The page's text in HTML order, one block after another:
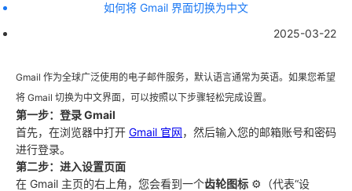
如何将 Gmail 界面切换为中文
2025-03-22
Gmail 作为全球广泛使用的电子邮件服务，默认语言通常为英语。如果您希望
将 Gmail 切换为中文界面，可以按照以下步骤轻松完成设置。
第一步：登录 Gmail
首先，在浏览器中打开 Gmail 官网，然后输入您的邮箱账号和密码
进行登录。
第二步：进入设置页面
在 Gmail 主页的右上角，您会看到一个齿轮图标 ⚙（代表“设